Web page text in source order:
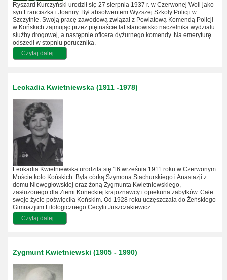
Ryszard Kurczyński urodził się 27 sierpnia 1937 r. w Czerwonej Woli jako
syn Franciszka i Joanny. Był absolwentem Wyższej Szkoły Policji w
Szczytnie. Swoją pracę zawodową związał z Powiatową Komendą Policji
w Końskich zajmując przez piętnaście lat stanowisko naczelnika wydziału
służby drogowej, a następnie oficera dyżurnego komendy. Na emeryturę
odszedł w stopniu porucznika.
Czytaj dalej...
Leokadia Kwietniewska (1911 -1978)
Leokadia Kwietniewska urodziła się 16 września 1911 roku w Czerwonym
Moście koło Końskich. Była córką Szymona Stachurskiego i Anastazji z
domu Niewęgłowskiej oraz żoną Zygmunta Kwietniewskiego,
zasłużonego dla Ziemi Koneckiej krajoznawcy i opiekuna zabytków. Całe
swoje życie poświęciła Końskim. Od 1928 roku uczęszczała do Żeńskiego
Gimnazjum Filologicznego Cecylii Juszczakiewicz.
Czytaj dalej...
Zygmunt Kwietniewski (1905 - 1990)